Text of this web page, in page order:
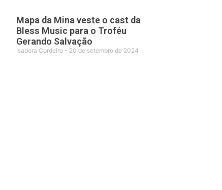
Mapa da Mina veste o cast da
Bless Music para o Troféu
Gerando Salvação
Isadora Cordeiro 20 de setembro de 2024